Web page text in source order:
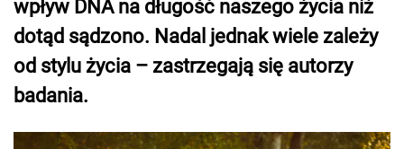
wpływ DNA na długość naszego życia niż
dotąd sądzono. Nadal jednak wiele zależy
od stylu życia – zastrzegają się autorzy
badania.